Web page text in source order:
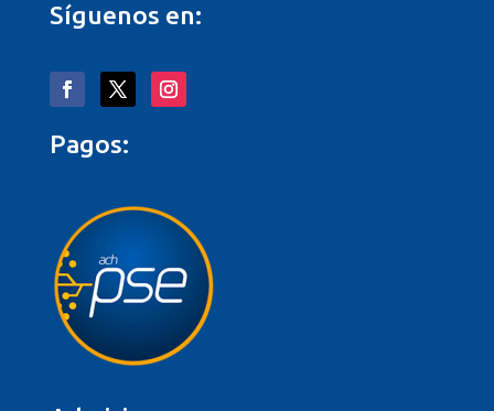
Síguenos en:
Pagos: